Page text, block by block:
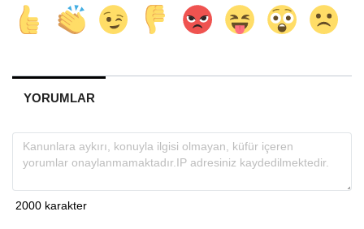
YORUMLAR